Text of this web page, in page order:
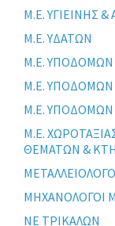
Μ.Ε. ΥΓΙΕΙΝΗΣ &
Μ.Ε. ΥΔΑΤΩΝ
Μ.Ε. ΥΠΟΔΟΜΩΝ
Μ.Ε. ΥΠΟΔΟΜΩΝ
Μ.Ε. ΥΠΟΔΟΜΩΝ
Μ.Ε.
ΘΕΜΑΤΩΝ &
ΜΗΧΑΝΟΛΟΓΟΙ
ΝΕ ΤΡΙΚΑΛΩΝ